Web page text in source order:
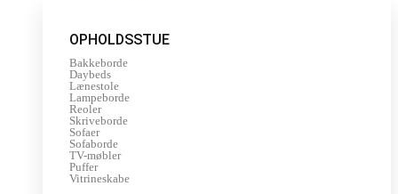
OPHOLDSSTUE
Bakkeborde
Daybeds
Lænestole
Lampeborde
Reoler
Skriveborde
Sofaer
Sofaborde
TV-møbler
Puffer
Vitrineskabe